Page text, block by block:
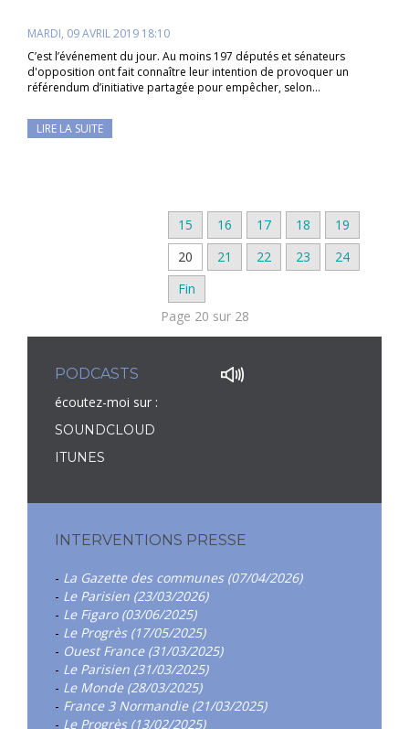
MARDI, 09 AVRIL 2019 18:10
C’est l’événement du jour. Au moins 197 députés et sénateurs
d'opposition ont fait connaître leur intention de provoquer un
référendum d’initiative partagée pour empêcher, selon…
LIRE LA SUITE
15 16 17 18
19
20
21 22 23
24
Fin
Page 20 sur 28
PODCASTS
écoutez-moi sur :
SOUNDCLOUD
ITUNES
INTERVENTIONS PRESSE
- La Gazette des communes (07/04/2026)
- Le Parisien (23/03/2026)
- Le Figaro (03/06/2025)
- Le Progrès (17/05/2025)
- Ouest France (31/03/2025)
- Le Parisien (31/03/2025)
- Le Monde (28/03/2025)
- France 3 Normandie (21/03/2025)
- Le Progrès (13/02/2025)